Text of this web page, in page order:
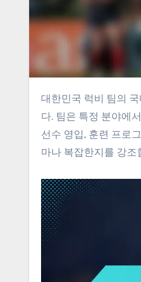
대한민국 럭비 팀의 국내 리그 성과는 승패 기록, 득점 대비 실점, 선수 기여도와 같은 다양한 주요 지표를 통해 평가됩니
다. 팀은 특정 분야에
선수 영입, 훈련 프로
마나 복잡한지를 강조